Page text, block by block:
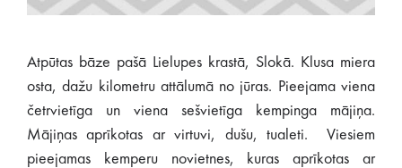
Atpūtas bāze pašā Lielupes krastā, Slokā. Klusa miera
osta, dažu kilometru attālumā no jūras. Pieejama viena
četrvietīga un viena sešvietīga kempinga mājiņa.
Mājiņas aprīkotas ar virtuvi, dušu, tualeti. Viesiem
pieejamas kemperu novietnes, kuras aprīkotas ar